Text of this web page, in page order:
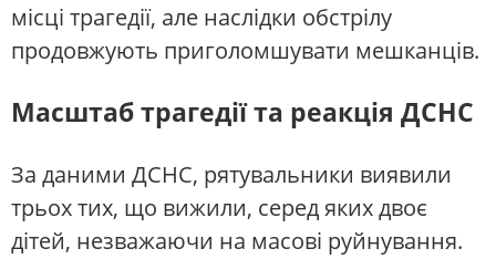
місці трагедії, але наслідки обстрілу
продовжують приголомшувати мешканців.
Масштаб трагедії та реакція ДСНС
За даними ДСНС, рятувальники виявили
трьох тих, що вижили, серед яких двоє
дітей, незважаючи на масові руйнування.